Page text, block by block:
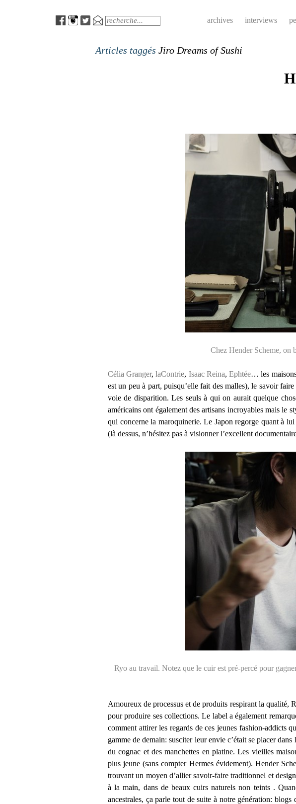
MenuSearch archives interviews
Articles taggés Jiro Dreams of Sushi
Chez Hender Scheme, on
Célia Granger,laContrie, Isaac Reina,Ephtée… les
est un peu à part, puisqu’elle fait des malles), le savoir
voie de disparition. Les seuls à qui on aurait quelque
américains ont également des artisans incroyables mais le
qui concerne la maroquinerie. Le Japon regorge quant à
(là dessus, n’hésitez pas à visionner l’excellent
Ryo au travail. Notez que le cuir est pré-percé pour
Amoureux de processus et de produits respirant la qualité,
pour produire ses collections. Le label a également
comment attirer les regards de ces jeunes fashion-addicts
gamme de demain: susciter leur envie c’était se placer
du cognac et des manchettes en platine. Les vieilles
plus jeune (sans compter Hermes évidement). Hender
trouvant un moyen d’allier savoir-faire traditionnel et
à la main, dans de beaux cuirs naturels non teints .
ancestrales, ça parle tout de suite à notre génération: